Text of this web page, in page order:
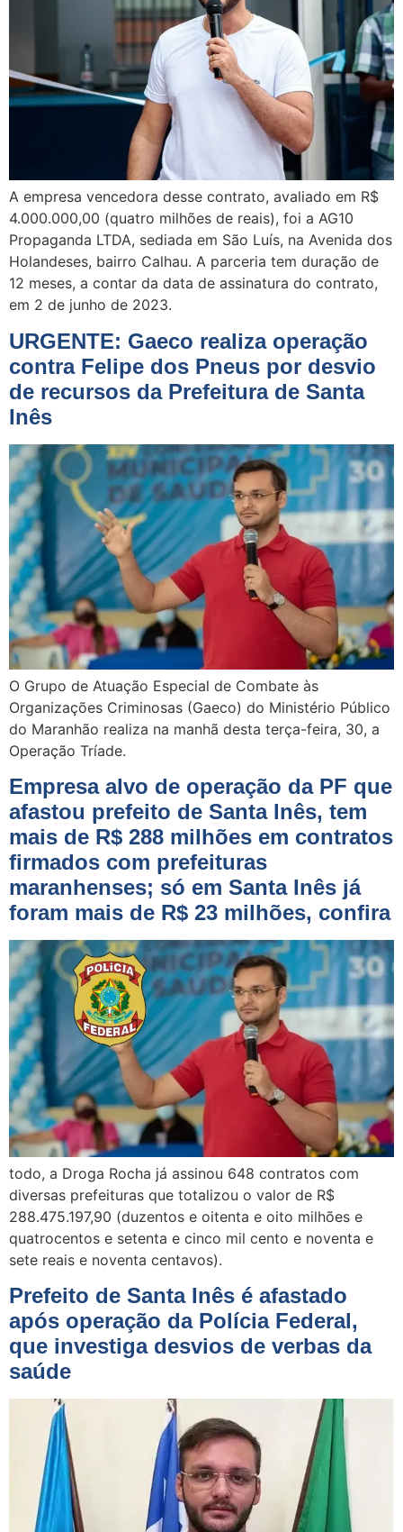
A empresa vencedora desse contrato, avaliado em R$
4.000.000,00 (quatro milhões de reais), foi a AG10
Propaganda LTDA, sediada em São Luís, na Avenida dos
Holandeses, bairro Calhau. A parceria tem duração de
12 meses, a contar da data de assinatura do contrato,
em 2 de junho de 2023.
URGENTE: Gaeco realiza operação
contra Felipe dos Pneus por desvio
de recursos da Prefeitura de Santa
Inês
O Grupo de Atuação Especial de Combate às
Organizações Criminosas (Gaeco) do Ministério Público
do Maranhão realiza na manhã desta terça-feira, 30, a
Operação Tríade.
Empresa alvo de operação da PF que
afastou prefeito de Santa Inês, tem
mais de R$ 288 milhões em contratos
firmados com prefeituras
maranhenses; só em Santa Inês já
foram mais de R$ 23 milhões, confira
todo, a Droga Rocha já assinou 648 contratos com
diversas prefeituras que totalizou o valor de R$
288.475.197,90 (duzentos e oitenta e oito milhões e
quatrocentos e setenta e cinco mil cento e noventa e
sete reais e noventa centavos).
Prefeito de Santa Inês é afastado
após operação da Polícia Federal,
que investiga desvios de verbas da
saúde